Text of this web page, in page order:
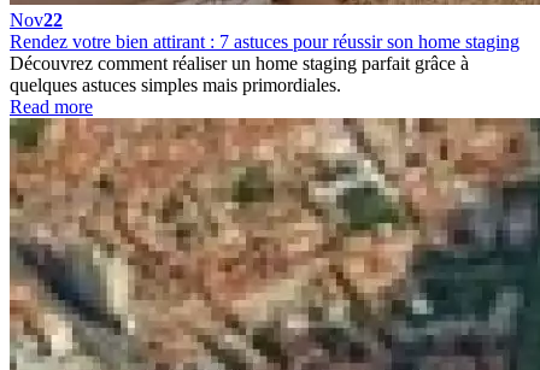
Nov22
Rendez votre bien attirant : 7 astuces pour réussir son home staging
Découvrez comment réaliser un home staging parfait grâce à
quelques astuces simples mais primordiales.
Read more